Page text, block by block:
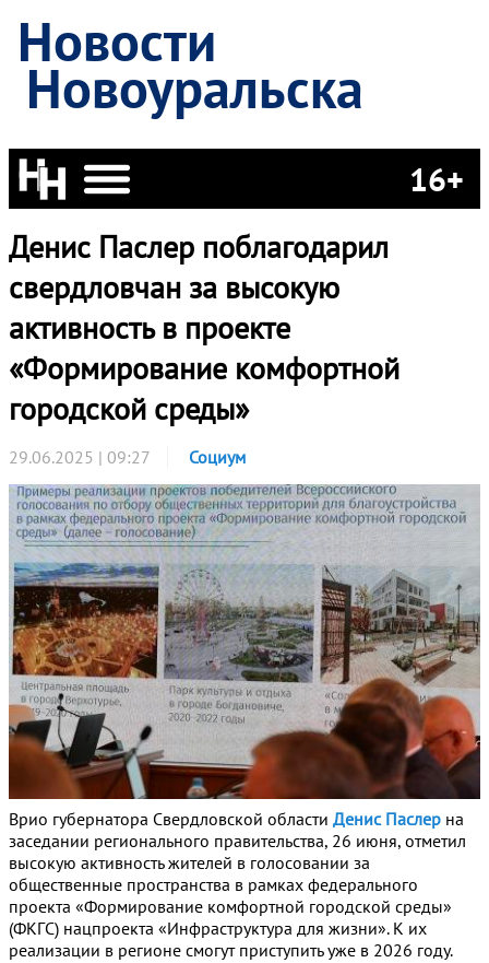
Новости
Новоуральска
16+
Денис Паслер поблагодарил
свердловчан за высокую
активность в проекте
«Формирование комфортной
городской среды»
29.06.2025 | 09:27 Социум
Врио губернатора Свердловской области Денис Паслер на
заседании регионального правительства, 26 июня, отметил
высокую активность жителей в голосовании за
общественные пространства в рамках федерального
проекта «Формирование комфортной городской среды»
(ФКГС) нацпроекта «Инфраструктура для жизни». К их
реализации в регионе смогут приступить уже в 2026 году.